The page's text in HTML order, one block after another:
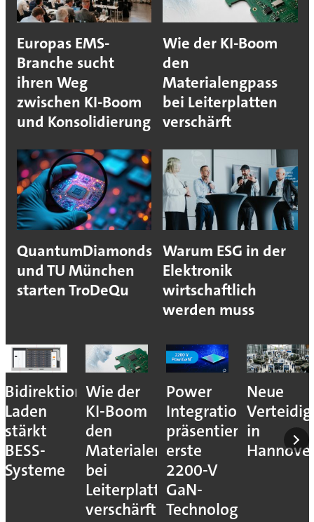
Europas EMS-
Branche sucht
ihren Weg
zwischen KI-Boom
und Konsolidierung
Wie der KI-Boom
den
Materialengpass
bei Leiterplatten
verschärft
QuantumDiamonds
und TU München
starten TroDeQu
Warum ESG in der
Elektronik
wirtschaftlich
werden muss
Bidirektionales
Laden
stärkt
BESS-
Systeme
Wie der
KI-Boom
den
Materialengpass
bei
Leiterplatten
verschärft
Power
Integrations
präsentiert
erste
2200-V
GaN-
Technologie
Neue
in